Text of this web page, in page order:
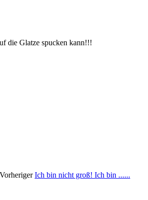
die Glatze spucken kann!!!
Vorheriger Ich bin nicht groß! Ich bin ......